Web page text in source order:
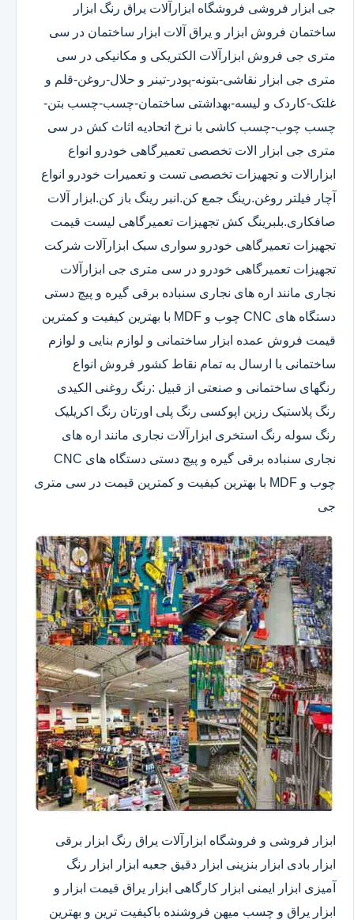
جی ابزار فروشی فروشگاه ابزارآلات یراق رنگ ابزار
ساختمان فروش ابزار و یراق آلات ابزار ساختمان در سی
متری جی فروش ابزارآلات الکتریکی و مکانیکی در سی
متری جی ابزار نقاشی-بتونه-پودر-تینر و حلال-روغن-قلم و
غلتک-کاردک و لیسه-بهداشتی ساختمان-چسب-چسب بتن-
چسب چوب-چسب کاشی با نرخ اتحادیه اثاث کش در سی
متری جی ابزار الات تخصصی تعمیرگاهی خودرو انواع
ابزارالات و تجهیزات تخصصی تست و تعمیرات خودرو انواع
آچار فیلتر روغن.رینگ جمع کن.انبر رینگ باز کن.ابزار آلات
صافکاری.بلبرینگ کش تجهیزات تعمیرگاهی لیست قیمت
تجهیزات تعمیرگاهی خودرو سواری سبک ابزارآلات شرکت
تجهیزات تعمیرگاهی خودرو در سی متری جی ابزارآلات
نجاری مانند اره های نجاری سنباده برقی گیره و پیچ دستی
دستگاه های CNC چوب و MDF با بهترین کیفیت و کمترین
قیمت فروش عمده ابزار ساختمانی و لوازم بنایی و لوازم
ساختمانی با ارسال به تمام نقاط کشور فروش انواع
رنگهای ساختمانی و صنعتی از قبیل :رنگ روغنی الکیدی
رنگ پلاستیک رزین اپوکسی رنگ پلی اورتان رنگ اکریلیک
رنگ سوله رنگ استخری ابزارآلات نجاری مانند اره های
نجاری سنباده برقی گیره و پیچ دستی دستگاه های CNC
چوب و MDF با بهترین کیفیت و کمترین قیمت در سی متری
جی
ابزار فروشی و فروشگاه ابزارآلات یراق رنگ ابزار برقی
ابزار بادی ابزار بنزینی ابزار دقیق​ جعبه ابزار ابزار رنگ
آمیزی ابزار ایمنی ابزار کارگاهی ابزار یراق قیمت ابزار و
ابزار یراق و چسب میهن فروشنده باکیفیت ترین و بهترین